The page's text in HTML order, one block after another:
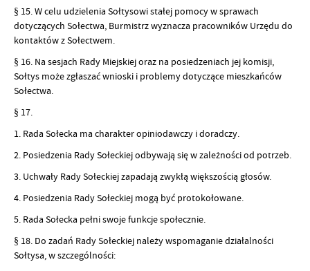
§ 15. W celu udzielenia Sołtysowi stałej pomocy w sprawach
dotyczących Sołectwa, Burmistrz wyznacza pracowników Urzędu do
kontaktów z Sołectwem.
§ 16. Na sesjach Rady Miejskiej oraz na posiedzeniach jej komisji,
Sołtys może zgłaszać wnioski i problemy dotyczące mieszkańców
Sołectwa.
§ 17.
1. Rada Sołecka ma charakter opiniodawczy i doradczy.
2. Posiedzenia Rady Sołeckiej odbywają się w zależności od potrzeb.
3. Uchwały Rady Sołeckiej zapadają zwykłą większością głosów.
4. Posiedzenia Rady Sołeckiej mogą być protokołowane.
5. Rada Sołecka pełni swoje funkcje społecznie.
§ 18. Do zadań Rady Sołeckiej należy wspomaganie działalności
Sołtysa, w szczególności: